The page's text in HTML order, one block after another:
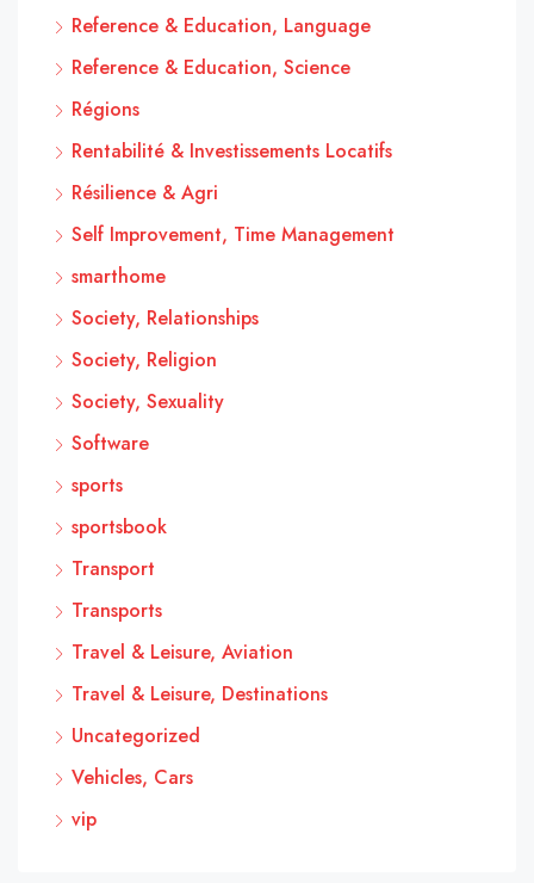
Reference & Education, Language
Reference & Education, Science
Régions
Rentabilité & Investissements Locatifs
Résilience & Agri
Self Improvement, Time Management
smarthome
Society, Relationships
Society, Religion
Society, Sexuality
Software
sports
sportsbook
Transport
Transports
Travel & Leisure, Aviation
Travel & Leisure, Destinations
Uncategorized
Vehicles, Cars
vip